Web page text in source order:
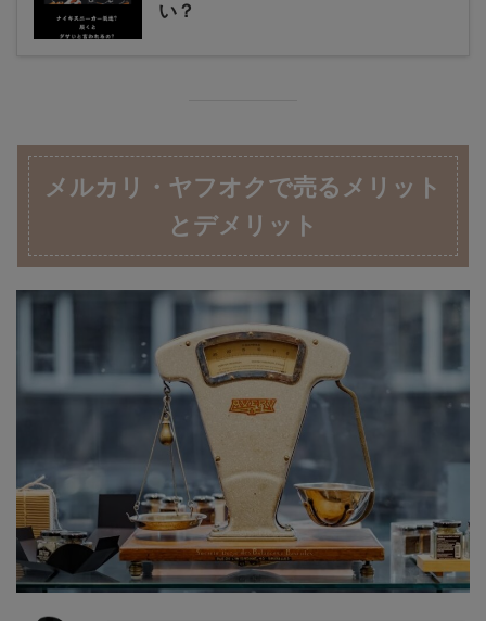
い？
メルカリ・ヤフオクで売るメリット
とデメリット